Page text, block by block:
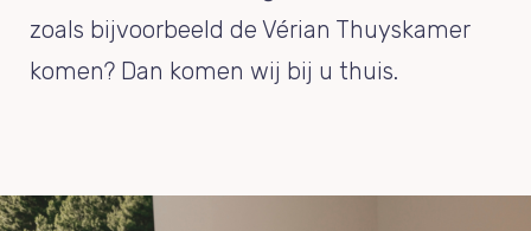
zoals bijvoorbeeld de Vérian Thuyskamer
komen? Dan komen wij bij u thuis.